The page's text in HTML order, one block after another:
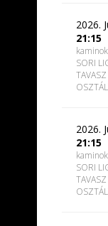
2026.
21:15
SORI
2026.
21:15
SORI